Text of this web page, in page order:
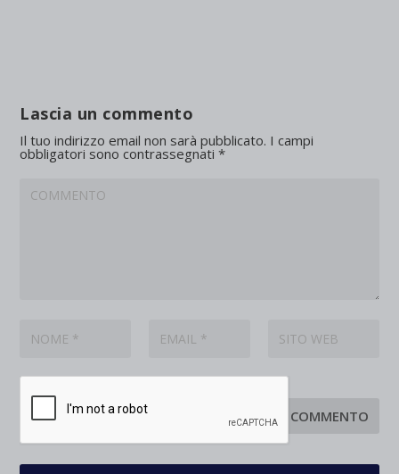
Lascia un commento
Il tuo indirizzo email non sarà pubblicato. I campi
obbligatori sono contrassegnati*